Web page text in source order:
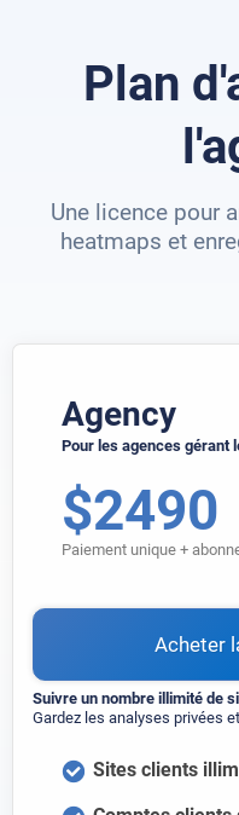
Plan
Une licence pour
heatmaps et
Agency
Pour les agences gérant
$2490
Paiement unique +
Acheter
Suivre un nombre illimité de
Gardez les analyses privées
Sites clients